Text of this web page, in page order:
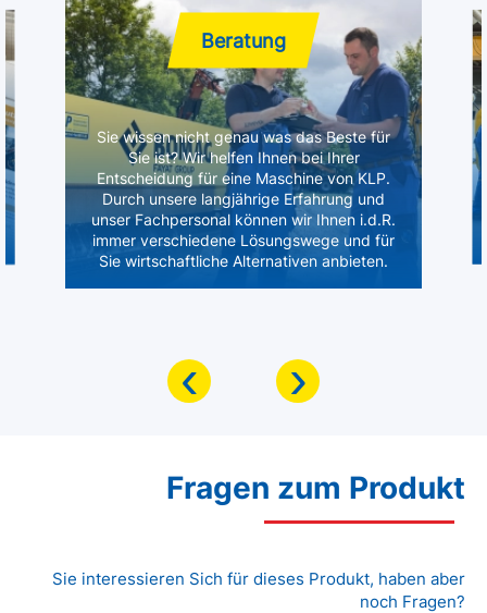
Beratung
Sie wissen nicht genau was das Beste für
Sie ist? Wir helfen Ihnen bei Ihrer
Entscheidung für eine Maschine von KLP.
Durch unsere langjährige Erfahrung und
unser Fachpersonal können wir Ihnen i.d.R.
immer verschiedene Lösungswege und für
Sie wirtschaftliche Alternativen anbieten.
‹ ›
Fragen zum Produkt
Sie interessieren Sich für dieses Produkt, haben aber
noch Fragen?